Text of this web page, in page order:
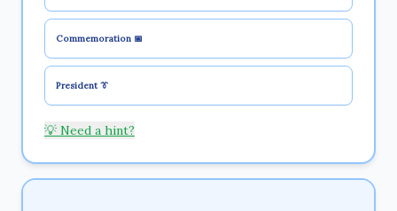
Commemoration 📅
President 👔
💡 Need a hint?